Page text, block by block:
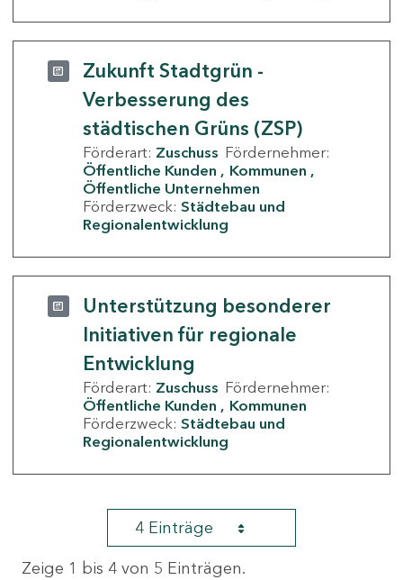
Zukunft Stadtgrün -
Verbesserung des
städtischen Grüns (ZSP)
Förderart: Zuschuss Fördernehmer:
Öffentliche Kunden
Kommunen
Öffentliche Unternehmen
Förderzweck: Städtebau und
Regionalentwicklung
Unterstützung besonderer
Initiativen für regionale
Entwicklung
Förderart: Zuschuss Fördernehmer:
Öffentliche Kunden
Kommunen
Förderzweck: Städtebau und
Regionalentwicklung
4 Einträge
Zeige 1 bis 4 von 5 Einträgen.